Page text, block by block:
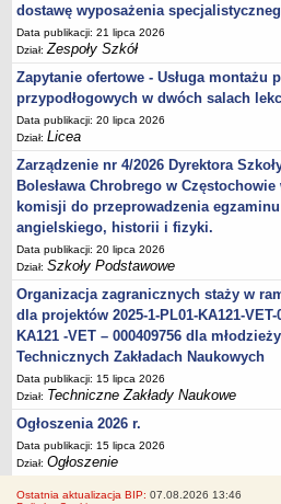
dostawę wyposażenia
Data publikacji: 21 lipca 2026
Dział:Zespoły Szkół
Zapytanie ofertowe - Usługa montażu
przypodłogowych w dwóch salach
Data publikacji: 20 lipca 2026
Dział:Licea
Zarządzenie nr 4/2026 Dyrektora
Bolesława Chrobrego w
komisji do przeprowadzenia
angielskiego, historii i fizyki.
Data publikacji: 20 lipca 2026
Dział:Szkoły Podstawowe
Organizacja zagranicznych staży w
dla projektów 2025-1-PL01-KA121-VET-
KA121 -VET – 000409756 dla
Technicznych Zakładach Naukowych
Data publikacji: 15 lipca 2026
Dział: Techniczne Zakłady Naukowe
Ogłoszenia 2026 r.
Data publikacji: 15 lipca 2026
Dział:Ogłoszenie
Ostatnia aktualizacja BIP: 07.08.2026 13:46